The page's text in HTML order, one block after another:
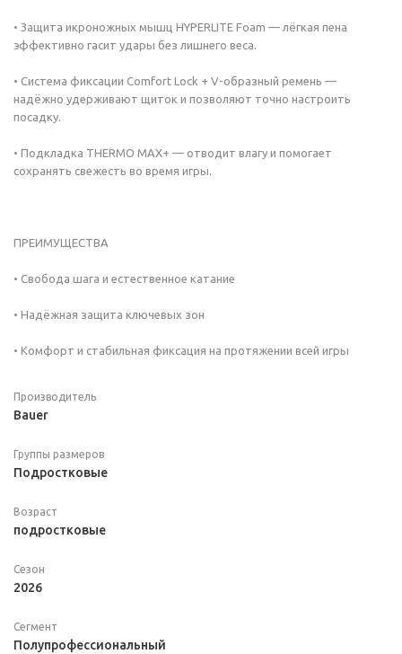
• Защита икроножных мышц HYPERLITE Foam — лёгкая пена
эффективно гасит удары без лишнего веса.
• Система фиксации Comfort Lock + V-образный ремень —
надёжно удерживают щиток и позволяют точно настроить
посадку.
• Подкладка THERMO MAX+ — отводит влагу и помогает
сохранять свежесть во время игры.
ПРЕИМУЩЕСТВА
• Свобода шага и естественное катание
• Надёжная защита ключевых зон
• Комфорт и стабильная фиксация на протяжении всей игры
Производитель
Bauer
Группы размеров
Подростковые
Возраст
подростковые
Сезон
2026
Сегмент
Полупрофессиональный